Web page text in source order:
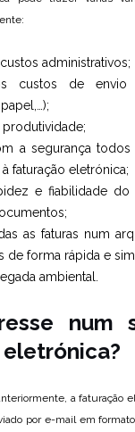
administrativos;
custos de envio
produtividade;
a segurança
faturação eletrónica;
e fiabilidade
as faturas num
de forma rápida e
ambiental.
num
a faturação
por e-mail em